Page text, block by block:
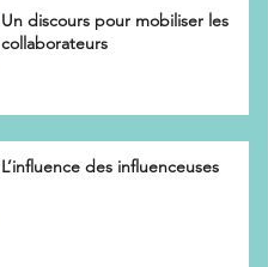
Un discours pour mobiliser les
collaborateurs
L’influence des influenceuses